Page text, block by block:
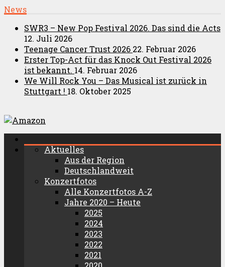
News
SWR3 – New Pop Festival 2026. Das sind die Acts
12. Juli 2026
Teenage Cancer Trust 2026 22. Februar 2026
Erster Top-Act für das Knock Out Festival 2026
ist bekannt. 14. Februar 2026
We Will Rock You – Das Musical ist zurück in
Stuttgart ! 18. Oktober 2025
Aktuelles
Aus der Region
Deutschlandweit
Konzertfotos
Alle Konzertfotos A-Z
Jahre 2020 – Heute
2025
2024
2023
2022
2021